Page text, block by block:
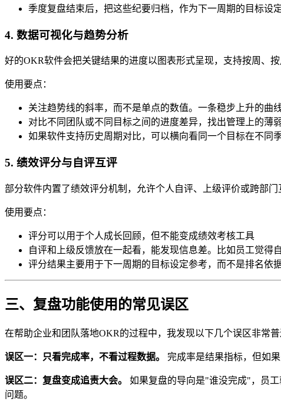
季度复盘结束后，把这些纪要归档，作为下一周期的目标设
4. 数据可视化与趋势分析
好的OKR软件会把关键结果的进度以图表形式呈现，支持按周、按
使用要点：
关注趋势线的斜率，而不是单点的数值。一条稳步上升的曲
对比不同团队或不同目标之间的进度差异，找出管理上的薄
如果软件支持历史周期对比，可以横向看同一个目标在不同
5. 绩效评分与自评互评
部分软件内置了绩效评分机制，允许个人自评、上级评价或跨部
使用要点：
评分可以用于个人成长回顾，但不能变成绩效考核工具
自评和上级反馈放在一起看，能发现信息差。比如员工觉得
评分结果主要用于下一周期的目标设定参考，而不是排名依
三、复盘功能使用的常见误区
在帮助企业和团队落地OKR的过程中，我发现以下几个误区非常普
误区一：只看完成率，不看过程数据。 完成率是结果指标，但如
误区二：复盘变成追责大会。
如果复盘的导向是"谁没完成"，员
问题。